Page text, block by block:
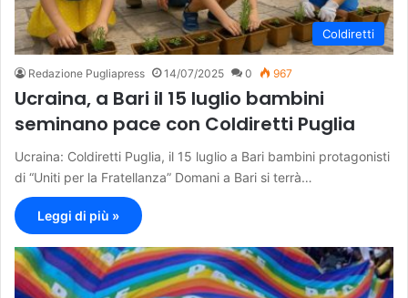
Coldiretti
Redazione Pugliapress 14/07/2025 0 967
Ucraina, a Bari il 15 luglio bambini
seminano pace con Coldiretti Puglia
Ucraina: Coldiretti Puglia, il 15 luglio a Bari bambini protagonisti
di “Uniti per la Fratellanza” Domani a Bari si terrà…
Leggi di più »